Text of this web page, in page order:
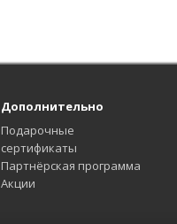
Дополнительно
Подарочные
сертификаты
Партнёрская программа
Акции